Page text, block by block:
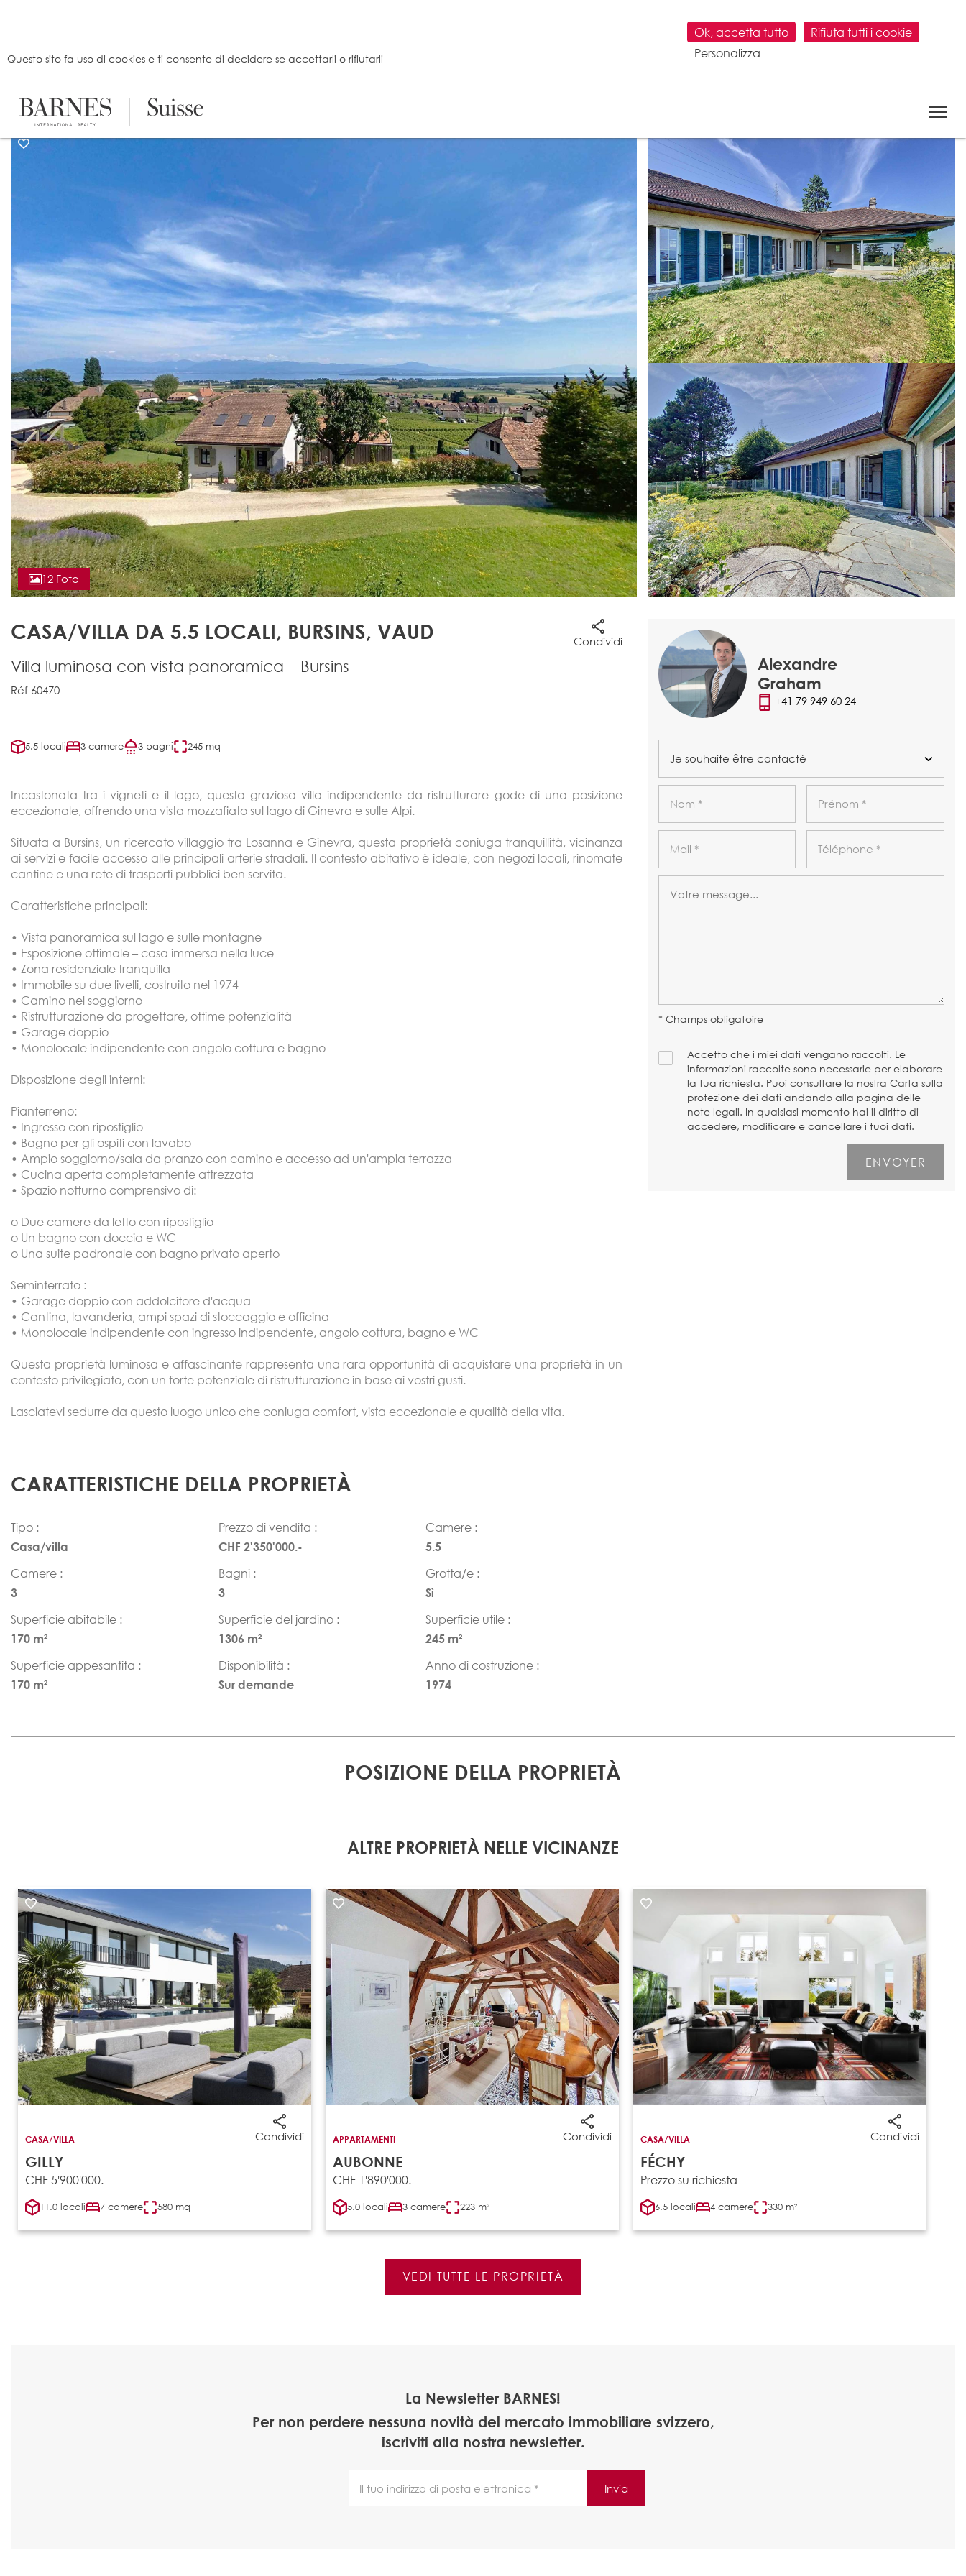
12 Foto
CASA/VILLA DA 5.5 LOCALI, BURSINS, VAUD Condividi
Villa luminosa con vista panoramica – Bursins
Réf 60470
5.5 locali 3 camere 3 bagni 245 mq
Incastonata tra i vigneti e il lago, questa graziosa villa indipendente da ristrutturare gode di una posizione
eccezionale, offrendo una vista mozzafiato sul lago di Ginevra e sulle Alpi.
Situata a Bursins, un ricercato villaggio tra Losanna e Ginevra, questa proprietà coniuga tranquillità, vicinanza
ai servizi e facile accesso alle principali arterie stradali. Il contesto abitativo è ideale, con negozi locali, rinomate
cantine e una rete di trasporti pubblici ben servita.
Caratteristiche principali:
• Vista panoramica sul lago e sulle montagne
• Esposizione ottimale – casa immersa nella luce
• Zona residenziale tranquilla
• Immobile su due livelli, costruito nel 1974
• Camino nel soggiorno
• Ristrutturazione da progettare, ottime potenzialità
• Garage doppio
• Monolocale indipendente con angolo cottura e bagno
Disposizione degli interni:
Pianterreno:
• Ingresso con ripostiglio
• Bagno per gli ospiti con lavabo
• Ampio soggiorno/sala da pranzo con camino e accesso ad un'ampia terrazza
• Cucina aperta completamente attrezzata
• Spazio notturno comprensivo di:
o Due camere da letto con ripostiglio
o Un bagno con doccia e WC
o Una suite padronale con bagno privato aperto
Seminterrato :
• Garage doppio con addolcitore d'acqua
• Cantina, lavanderia, ampi spazi di stoccaggio e officina
• Monolocale indipendente con ingresso indipendente, angolo cottura, bagno e WC
Questa proprietà luminosa e affascinante rappresenta una rara opportunità di acquistare una proprietà in un
contesto privilegiato, con un forte potenziale di ristrutturazione in base ai vostri gusti.
Lasciatevi sedurre da questo luogo unico che coniuga comfort, vista eccezionale e qualità della vita.
CARATTERISTICHE DELLA PROPRIETÀ
Tipo :
Casa/villa
Prezzo di vendita :
CHF 2'350'000.-
Camere :
5.5
Camere :
3
Bagni :
3
Grotta/e :
Sì
Superficie abitabile :
170 m²
Superficie del jardino :
1306 m²
Superficie utile :
245 m²
Superficie appesantita :
170 m²
Disponibilità :
Sur demande
Anno di costruzione :
1974
Alexandre
Graham
+41 79 949 60 24
* Champs obligatoire
Accetto che i miei dati vengano raccolti. Le
informazioni raccolte sono necessarie per elaborare
la tua richiesta. Puoi consultare la nostra Carta sulla
protezione dei dati andando alla pagina delle
note legali. In qualsiasi momento hai il diritto di
accedere, modificare e cancellare i tuoi dati.
POSIZIONE DELLA PROPRIETÀ
ALTRE PROPRIETÀ NELLE VICINANZE
Condividi
CASA/VILLA
GILLY
CHF 5'900'000.-
11.0 locali 7 camere 580 mq
Condividi
APPARTAMENTI
AUBONNE
CHF 1'890'000.-
5.0 locali 3 camere 223 m²
Condividi
CASA/VILLA
FÉCHY
Prezzo su richiesta
6.5 locali 4 camere 330 m²
VEDI TUTTE LE PROPRIETÀ
La Newsletter BARNES!
Per non perdere nessuna novità del mercato immobiliare svizzero,
iscriviti alla nostra newsletter.
Questo sito fa uso di cookies e ti consente di decidere se accettarli o rifiutarli
Ok, accetta tutto
Rifiuta tutti i cookie
Personalizza